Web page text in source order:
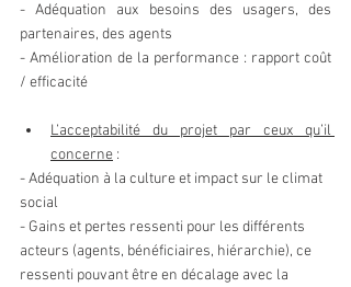
- Adéquation aux besoins des usagers, des
partenaires, des agents
- Amélioration de la performance : rapport coût
/ efficacité
L’acceptabilité du projet par ceux qu’il
concerne :
- Adéquation à la culture et impact sur le climat
social
- Gains et pertes ressenti pour les différents
acteurs (agents, bénéficiaires, hiérarchie), ce
ressenti pouvant être en décalage avec la